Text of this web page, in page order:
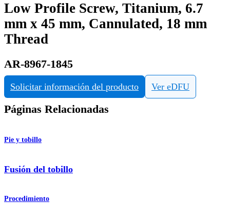
Low Profile Screw, Titanium, 6.7
mm x 45 mm, Cannulated, 18 mm
Thread
AR-8967-1845
Solicitar información del producto Ver eDFU
Páginas Relacionadas
Pie y tobillo
Fusión del tobillo
Procedimiento